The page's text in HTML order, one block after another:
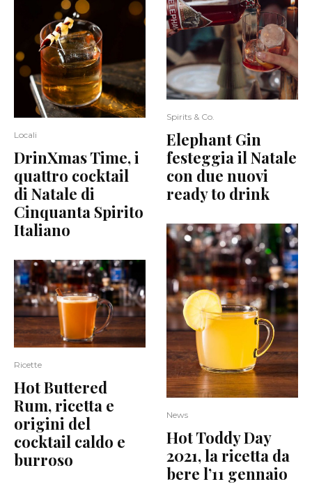
Locali
DrinXmas Time, i
quattro cocktail
di Natale di
Cinquanta Spirito
Italiano
Ricette
Hot Buttered
Rum, ricetta e
origini del
cocktail caldo e
burroso
Spirits & Co.
Elephant Gin
festeggia il Natale
con due nuovi
ready to drink
News
Hot Toddy Day
2021, la ricetta da
bere l’11 gennaio